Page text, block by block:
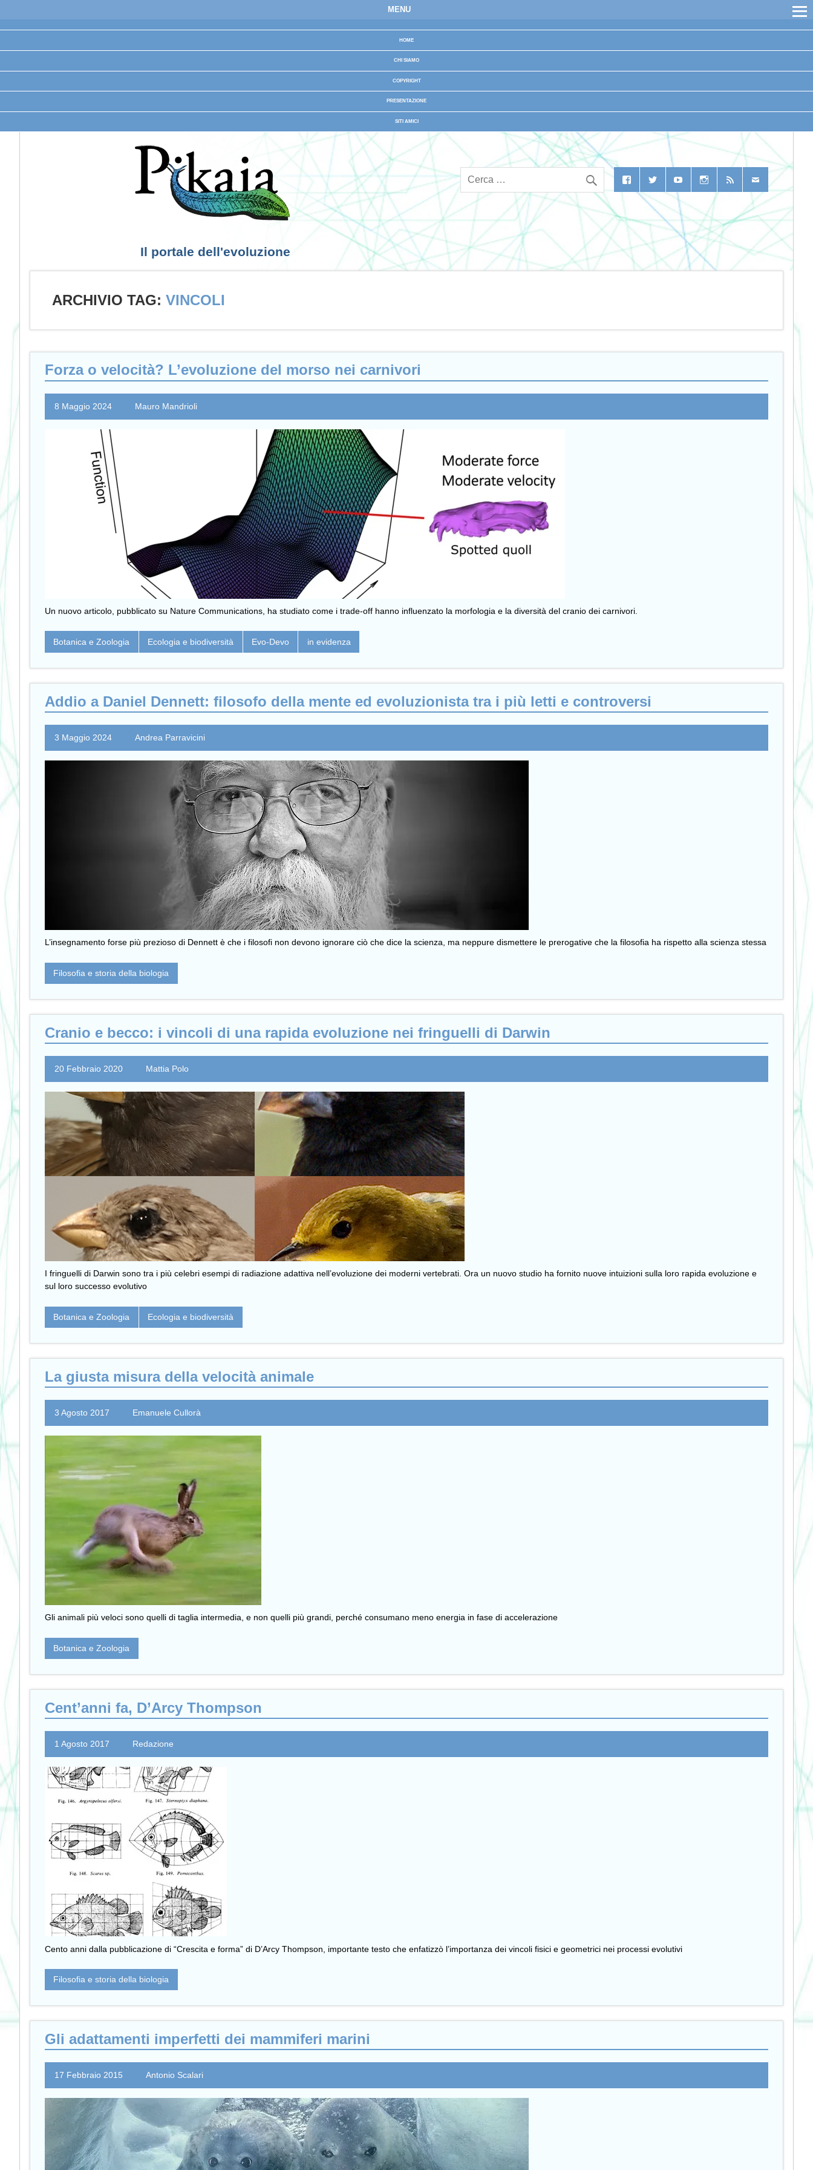
MENU
HOME
CHI SIAMO
COPYRIGHT
PRESENTAZIONE
SITI AMICI
Il portale dell'evoluzione
ARCHIVIO TAG: VINCOLI
Forza o velocità? L’evoluzione del morso nei carnivori
8 Maggio 2024 Mauro Mandrioli
Un nuovo articolo, pubblicato su Nature Communications, ha studiato come i trade-off hanno influenzato la morfologia e la diversità del cranio dei carnivori.
Botanica e Zoologia Ecologia e biodiversità Evo-Devo in evidenza
Addio a Daniel Dennett: filosofo della mente ed evoluzionista tra i più letti e controversi
3 Maggio 2024 Andrea Parravicini
L’insegnamento forse più prezioso di Dennett è che i filosofi non devono ignorare ciò che dice la scienza, ma neppure dismettere le prerogative che la filosofia ha rispetto alla scienza stessa
Filosofia e storia della biologia
Cranio e becco: i vincoli di una rapida evoluzione nei fringuelli di Darwin
20 Febbraio 2020 Mattia Polo
I fringuelli di Darwin sono tra i più celebri esempi di radiazione adattiva nell’evoluzione dei moderni vertebrati. Ora un nuovo studio ha fornito nuove intuizioni sulla loro rapida evoluzione e
sul loro successo evolutivo
Botanica e Zoologia Ecologia e biodiversità
La giusta misura della velocità animale
3 Agosto 2017 Emanuele Cullorà
Gli animali più veloci sono quelli di taglia intermedia, e non quelli più grandi, perché consumano meno energia in fase di accelerazione
Botanica e Zoologia
Cent’anni fa, D’Arcy Thompson
1 Agosto 2017 Redazione
Cento anni dalla pubblicazione di “Crescita e forma” di D’Arcy Thompson, importante testo che enfatizzò l’importanza dei vincoli fisici e geometrici nei processi evolutivi
Filosofia e storia della biologia
Gli adattamenti imperfetti dei mammiferi marini
17 Febbraio 2015 Antonio Scalari